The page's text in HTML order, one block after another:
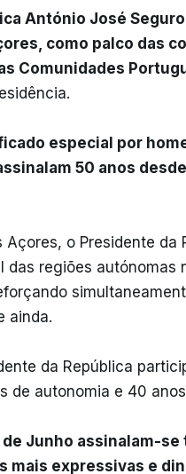
António José
como palco das
Comunidades
especial por
50 anos
o Presidente da
das regiões autónomas
ainda.
da República
de autonomia e 40
Junho assinalam-
mais expressivas e